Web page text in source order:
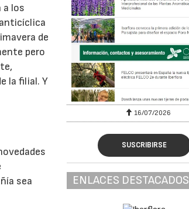
a los
de
pero
la filial. Y
sea
16/07/2026
SUSCRIBIRSE
ENLACES DESTACADOS